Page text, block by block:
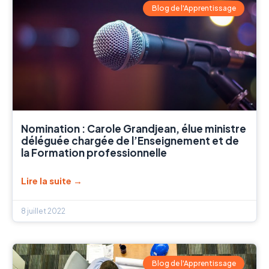
Blog de l'Apprentissage
Nomination : Carole Grandjean, élue ministre
déléguée chargée de l’Enseignement et de
la Formation professionnelle
Lire la suite →
8 juillet 2022
Blog de l'Apprentissage